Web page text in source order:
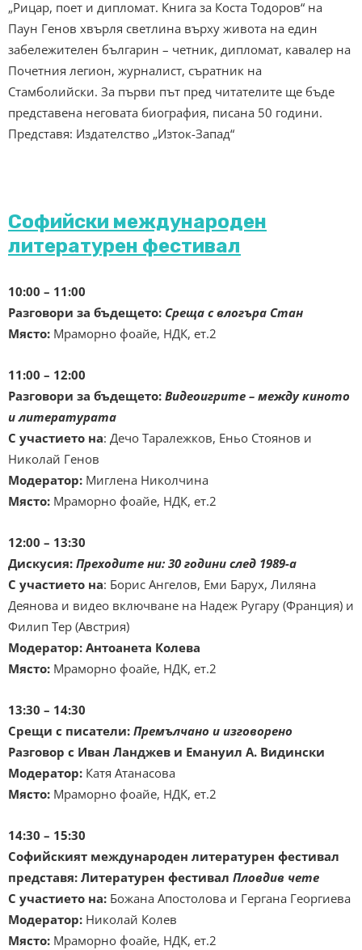
„Рицар, поет и дипломат. Книга за Коста Тодоров“ на
Паун Генов хвърля светлина върху живота на един
забележителен българин – четник, дипломат, кавалер на
Почетния легион, журналист, съратник на
Стамболийски. За първи път пред читателите ще бъде
представена неговата биография, писана 50 години.
Представя: Издателство „Изток-Запад“
Софийски международен
литературен фестивал
10:00 – 11:00
Разговори за бъдещето: Среща с влогъра Стан
Място: Мраморно фоайе, НДК, ет.2
11:00 – 12:00
Разговори за бъдещето: Видеоигрите – между киното
и литературата
С участието на: Дечо Таралежков, Еньо Стоянов и
Николай Генов
Модератор: Миглена Николчина
Място: Мраморно фоайе, НДК, ет.2
12:00 – 13:30
Дискусия: Преходите ни: 30 години след 1989-а
С участието на: Борис Ангелов, Еми Барух, Лиляна
Деянова и видео включване на Надеж Ругару (Франция) и
Филип Тер (Австрия)
Модератор: Антоанета Колева
Място: Мраморно фоайе, НДК, ет.2
13:30 – 14:30
Срещи с писатели: Премълчано и изговорено
Разговор с Иван Ланджев и Емануил А. Видински
Модератор: Катя Атанасова
Място: Мраморно фоайе, НДК, ет.2
14:30 – 15:30
Софийският международен литературен фестивал
представя: Литературен фестивал Пловдив чете
С участието на: Божана Апостолова и Гергана Георгиева
Модератор: Николай Колев
Място: Мраморно фоайе, НДК, ет.2